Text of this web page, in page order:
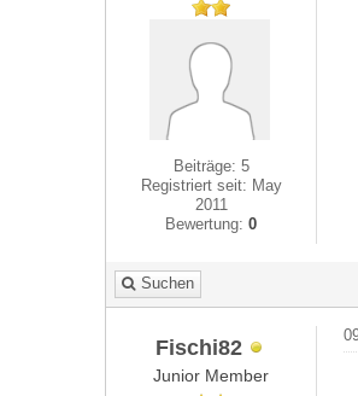
Beiträge: 5
Registriert seit: May
2011
Bewertung:0
Suchen
Fischi82
Junior Member